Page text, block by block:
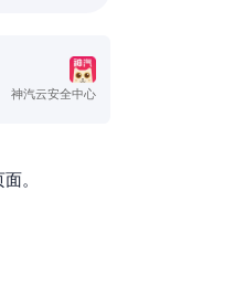
神汽云安全中心
。